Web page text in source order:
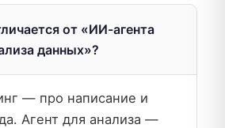
от «ИИ-агента
данных»?
— про написание и
Агент для анализа —